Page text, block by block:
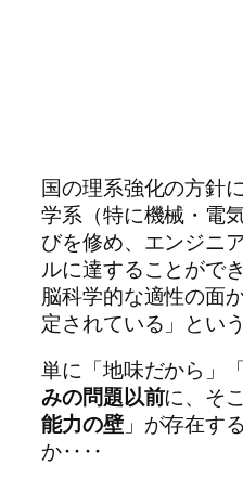
国の理系強化の方針
学系（特に機械・電
びを修め、エンジニ
ルに達することがで
脳科学的な適性の面
定されている」とい
単に「地味だから」
みの問題以前に、そ
能力の壁」が存在す
か‥‥